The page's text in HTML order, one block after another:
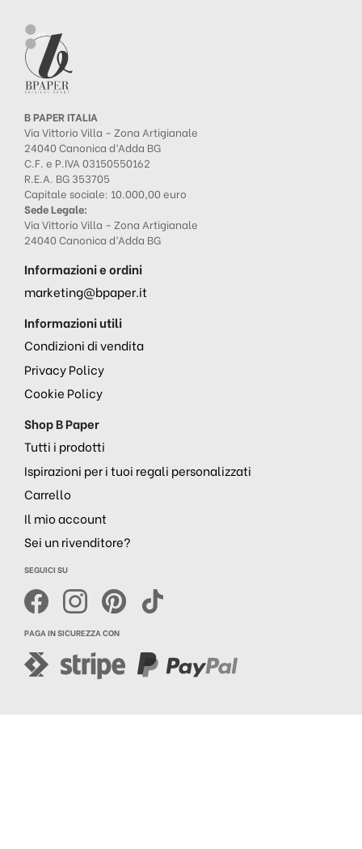
B PAPER ITALIA
Via Vittorio Villa – Zona Artigianale
24040 Canonica d’Adda BG
C.F. e P.IVA 03150550162
R.E.A. BG 353705
Capitale sociale: 10.000,00 euro
Sede Legale:
Via Vittorio Villa – Zona Artigianale
24040 Canonica d’Adda BG
Informazioni e ordini
marketing@bpaper.it
Informazioni utili
Condizioni di vendita
Privacy Policy
Cookie Policy
Shop B Paper
Tutti i prodotti
Ispirazioni per i tuoi regali personalizzati
Carrello
Il mio account
Sei un rivenditore?
SEGUICI SU
PAGA IN SICUREZZA CON